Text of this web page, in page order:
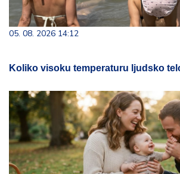
05. 08. 2026 14:12
Koliko visoku temperaturu ljudsko